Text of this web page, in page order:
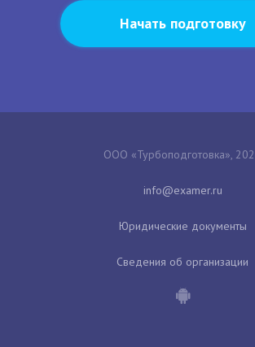
Начать подготовку
ООО «Турбоподготовка»,
Юридические документы
Сведения об организации